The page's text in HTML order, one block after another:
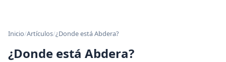
Inicio/Artículos/¿Donde está Abdera?
¿Donde está Abdera?